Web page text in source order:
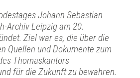
Johann Sebastian
Archiv Leipzig am 20.
Ziel war es, die über die
Quellen und Dokumente zum
Thomaskantors
für die Zukunft zu bewahren.